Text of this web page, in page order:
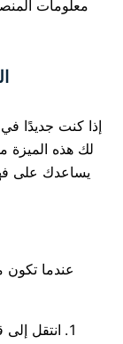
حيث يمكنك
ممارسة التداول
المنصة
مستعدًا للتداول
قسم " الإيداع "